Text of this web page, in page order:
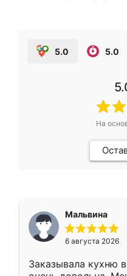
5.0 5.0
На
Мальвина
6 августа 2026
Заказывала кухню